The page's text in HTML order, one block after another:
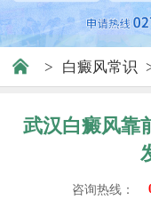
> 白癜风常识
武汉白癜风靠
咨询热线：